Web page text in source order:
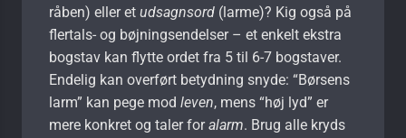
råben) eller et udsagnsord (larme)? Kig også på
flertals- og bøjningsendelser – et enkelt ekstra
bogstav kan flytte ordet fra 5 til 6-7 bogstaver.
Endelig kan overført betydning snyde: “Børsens
larm” kan pege mod leven, mens “høj lyd” er
mere konkret og taler foralarm. Brug alle kryds